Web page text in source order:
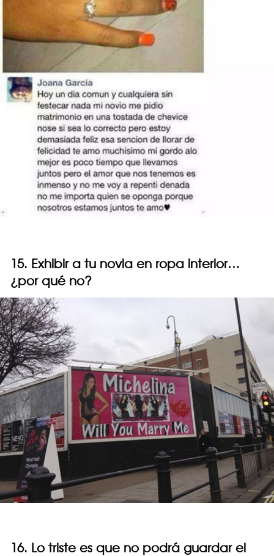
15. Exhibir a tu novia en ropa interior…
¿por qué no?
16. Lo triste es que no podrá guardar el